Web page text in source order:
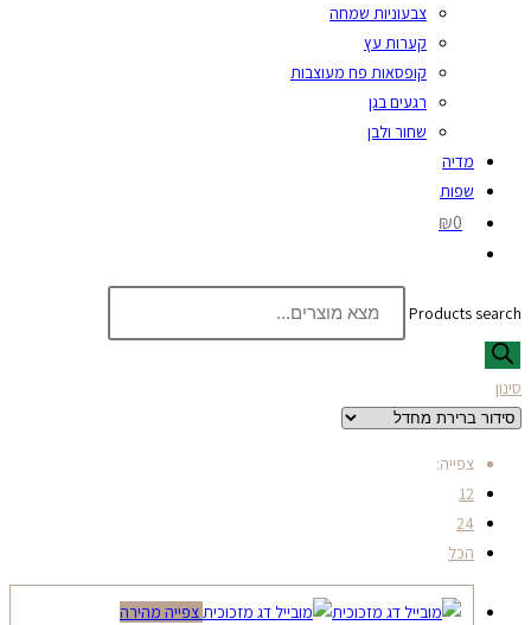
צבעוניות שמחה
קערות עץ
קופסאות פח מעוצבות
רגעים בגן
שחור ולבן
מדיה
שפות
₪0
Products search
סינון
צפייה:
12
24
הכל
צפייה מהירה